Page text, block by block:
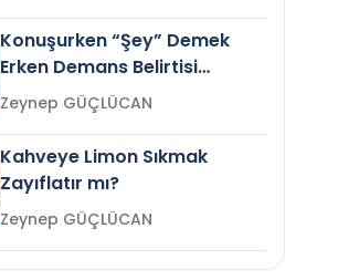
Konuşurken “Şey” Demek
Erken Demans Belirtisi
Olabilir mi?Zeynep GÜÇLÜCAN
Kahveye Limon Sıkmak
Zayıflatır mı?
Zeynep GÜÇLÜCAN